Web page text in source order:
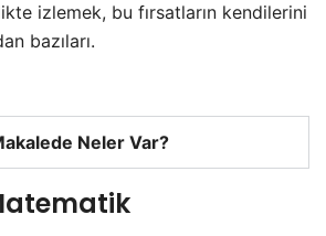
izlemek, bu fırsatların kendilerini
bazıları.
Neler Var?